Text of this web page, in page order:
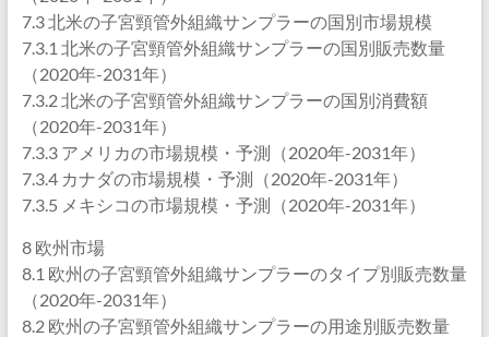
7.3 北米の子宮頸管外組織サンプラーの国別市場規模
7.3.1 北米の子宮頸管外組織サンプラーの国別販売数量
（2020年-2031年）
7.3.2 北米の子宮頸管外組織サンプラーの国別消費額
（2020年-2031年）
7.3.3 アメリカの市場規模・予測（2020年-2031年）
7.3.4 カナダの市場規模・予測（2020年-2031年）
7.3.5 メキシコの市場規模・予測（2020年-2031年）
8 欧州市場
8.1 欧州の子宮頸管外組織サンプラーのタイプ別販売数量
（2020年-2031年）
8.2 欧州の子宮頸管外組織サンプラーの用途別販売数量